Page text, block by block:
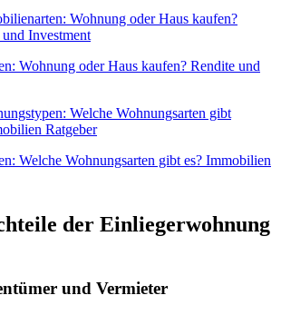
Wohnung oder Haus kaufen? Rendite und
Welche Wohnungsarten gibt es? Immobilien
der Einliegerwohnung
und Vermieter